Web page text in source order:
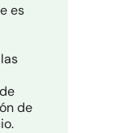
es
de